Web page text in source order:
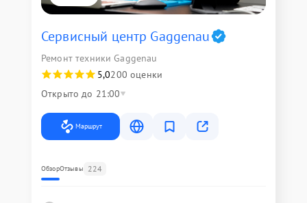
Сервисный центр Gaggenau
Ремонт техники Gaggenau
5,0200 оценки
Открыто до 21:00
Маршрут
ОбзорОтзывы 224